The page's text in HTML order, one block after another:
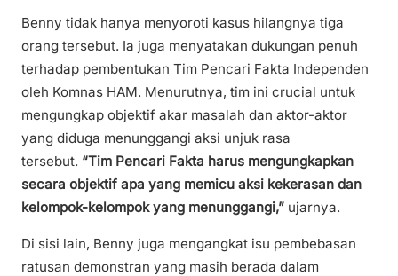
Benny tidak hanya menyoroti kasus hilangnya tiga
orang tersebut. Ia juga menyatakan dukungan penuh
terhadap pembentukan Tim Pencari Fakta Independen
oleh Komnas HAM. Menurutnya, tim ini crucial untuk
mengungkap objektif akar masalah dan aktor-aktor
yang diduga menunggangi aksi unjuk rasa
tersebut. “Tim Pencari Fakta harus mengungkapkan
secara objektif apa yang memicu aksi kekerasan dan
kelompok-kelompok yang menunggangi,” ujarnya.
Di sisi lain, Benny juga mengangkat isu pembebasan
ratusan demonstran yang masih berada dalam